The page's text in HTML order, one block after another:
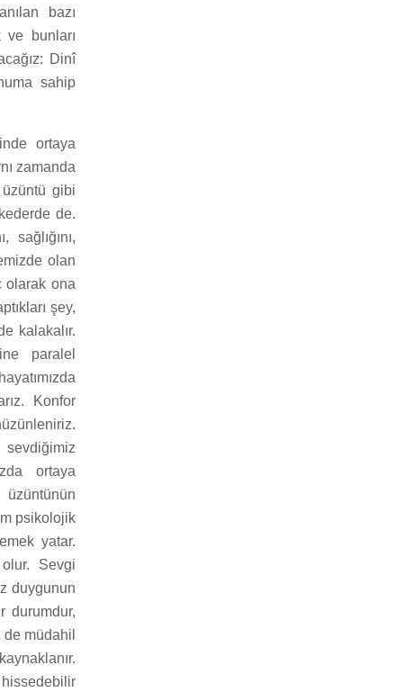
bazı
bunları
Dinî
sahip
ortaya
zamanda
gibi
de.
olan
olarak ona
şey,
kalakalır.
paralel
Konfor
sevdiğimiz
ortaya
psikolojik
yatar.
Sevgi
duygunun
durumdur,
müdahil
hissedebilir